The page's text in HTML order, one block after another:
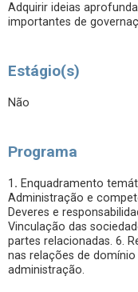
Adquirir ideias
importantes de
Estágio(s)
Não
Programa
1 . Enquadramento
Administração e
Deveres e
Vinculação das
partes relacionadas. 6.
nas relações de
administração.